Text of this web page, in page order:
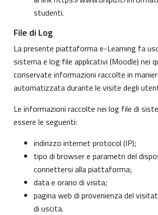
studenti.
File di Log
La presente piattaforma e-Learning fa
sistema e log file applicativi (Moodle) nei
conservate informazioni raccolte in
automatizzata durante le visite degli
Le informazioni raccolte nei log file di
essere le seguenti:
indirizzo internet protocol (IP);
tipo di browser e parametri del
connettersi alla piattaforma;
data e orario di visita;
pagina web di provenienza del
di uscita.